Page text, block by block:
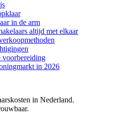
in de arm
altijd met elkaar
voorbereiding
in 2026
in Nederland.